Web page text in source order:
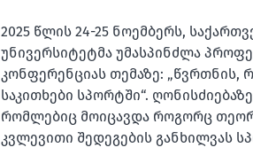
2025 წლის 24-25 ნოემბერს,
უნივერსიტეტმა უმასპინძლა
კონფერენციას თემაზე: „წვრთნის,
საკითხები სპორტში“.
რომლებიც მოიცავდა როგორც
კვლევითი შედეგების განხილვას